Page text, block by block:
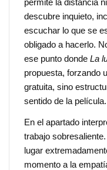
permite la distancia
descubre inquieto,
escuchar lo que se
obligado a hacerlo.
ese punto donde La
propuesta, forzando
gratuita, sino
sentido de la película.
En el apartado
trabajo
lugar
momento a la